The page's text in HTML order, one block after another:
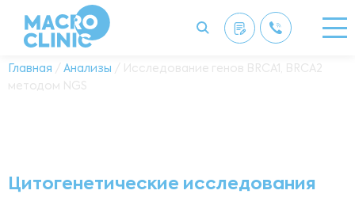
Главная / Анализы / Исследование генов BRCA1, BRCA2
методом NGS
Цитогенетические исследования